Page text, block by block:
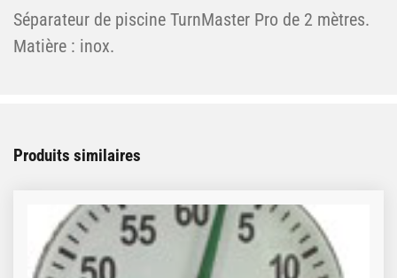
Séparateur de piscine TurnMaster Pro de 2 mètres.
Matière : inox.
Produits similaires